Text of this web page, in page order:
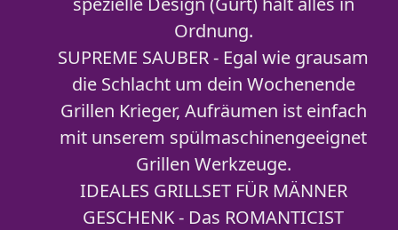
Ordnung.
SUPREME SAUBER - Egal wie grausam
die Schlacht um dein Wochenende
Grillen Krieger, Aufräumen ist einfach
mit unserem spülmaschinengeeignet
Grillen Werkzeuge.
IDEALES GRILLSET FÜR MÄNNER
GESCHENK - Das ROMANTICIST